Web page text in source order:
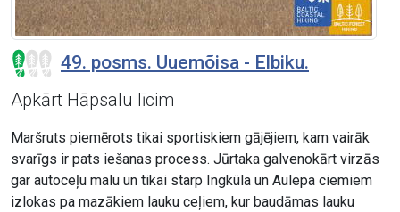
49. posms. Uuemõisa - Elbiku.
Apkārt Hāpsalu līcim
Maršruts piemērots tikai sportiskiem gājējiem, kam vairāk
svarīgs ir pats iešanas process. Jūrtaka galvenokārt virzās
gar autoceļu malu un tikai starp Ingküla un Aulepa ciemiem
izlokas pa mazākiem lauku ceļiem, kur baudāmas lauku